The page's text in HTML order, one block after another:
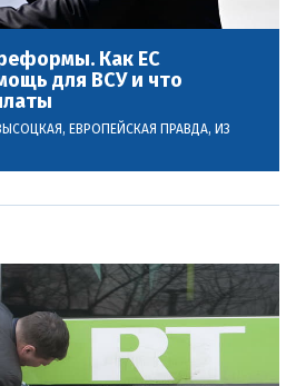
Как ЕС
для ВСУ и что
, ЕВРОПЕЙСКАЯ ПРАВДА, ИЗ